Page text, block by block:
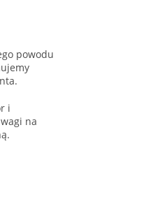
powodu
i
na